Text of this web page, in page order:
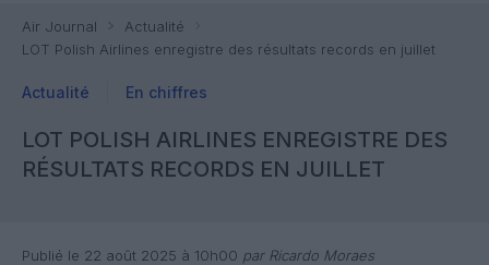
Air Journal
Actualité
LOT Polish Airlines enregistre des résultats records en juillet
Actualité En chiffres
LOT POLISH AIRLINES ENREGISTRE DES
RÉSULTATS RECORDS EN JUILLET
Publié le 22 août 2025 à 10h00 par Ricardo Moraes